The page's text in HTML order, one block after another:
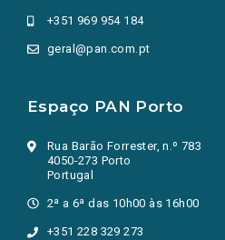
+351 969 954 184
geral@pan.com.pt
Espaço PAN Porto
Rua Barão Forrester, n.º 783
4050-273 Porto
Portugal
2ª a 6ª das 10h00 às 16h00
+351 228 329 273